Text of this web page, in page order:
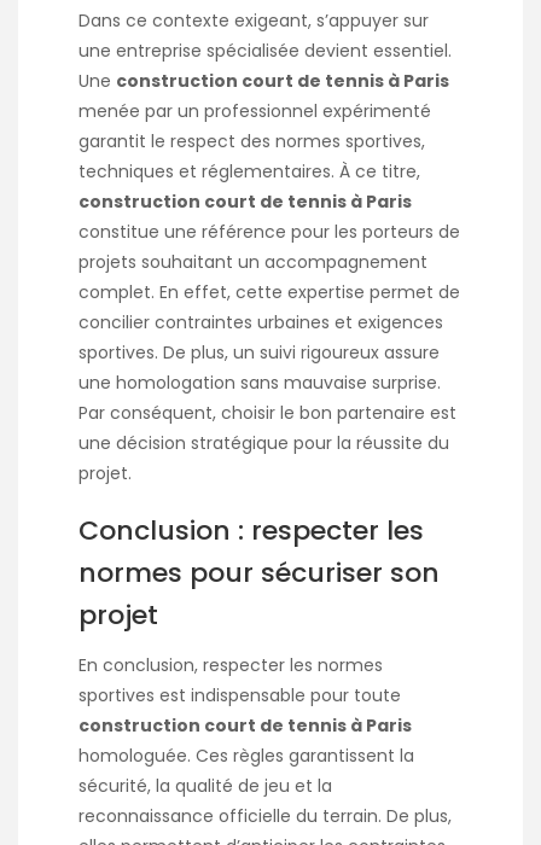
Dans ce contexte exigeant, s’appuyer sur
une entreprise spécialisée devient essentiel.
Une construction court de tennis à Paris
menée par un professionnel expérimenté
garantit le respect des normes sportives,
techniques et réglementaires. À ce titre,
construction court de tennis à Paris
constitue une référence pour les porteurs de
projets souhaitant un accompagnement
complet. En effet, cette expertise permet de
concilier contraintes urbaines et exigences
sportives. De plus, un suivi rigoureux assure
une homologation sans mauvaise surprise.
Par conséquent, choisir le bon partenaire est
une décision stratégique pour la réussite du
projet.
Conclusion : respecter les
normes pour sécuriser son
projet
En conclusion, respecter les normes
sportives est indispensable pour toute
construction court de tennis à Paris
homologuée. Ces règles garantissent la
sécurité, la qualité de jeu et la
reconnaissance officielle du terrain. De plus,